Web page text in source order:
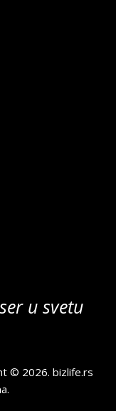
u svetu
© 2026.bizlife.rs